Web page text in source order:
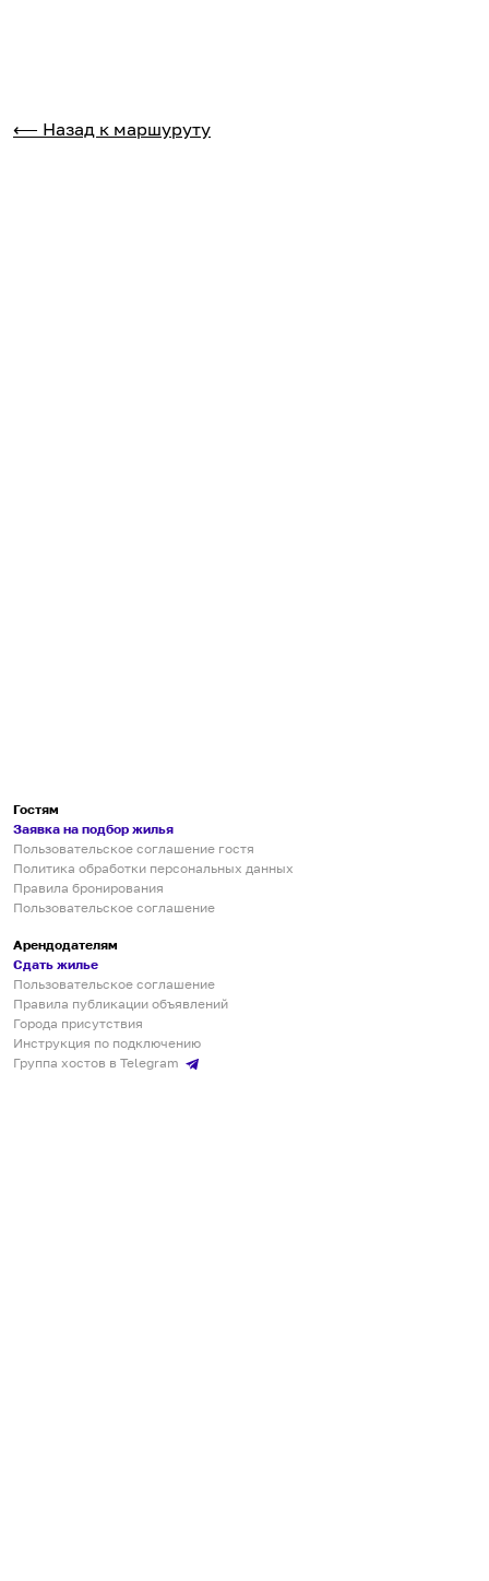
⟵ Назад к маршуруту
Гостям
Заявка на подбор жилья
Пользовательское соглашение гостя
Политика обработки персональных данных
Правила бронирования
Пользовательское соглашение
Арендодателям
Сдать жилье
Пользовательское соглашение
Правила публикации объявлений
Города присутствия
Инструкция по подключению
Группа хостов в Telegram